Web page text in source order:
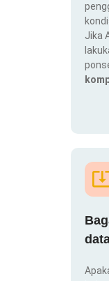
Jika